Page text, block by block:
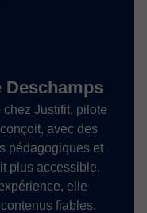
Deschamps
Justifit, pilote
avec des
pédagogiques et
plus accessible.
elle
fiables.